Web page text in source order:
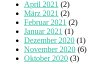
April 2021 (2)
März 2021 (2)
Februar 2021 (2)
Januar 2021 (1)
Dezember 2020 (1)
November 2020 (6)
Oktober 2020 (3)